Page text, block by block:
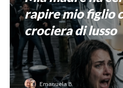
rapire mio figlio
crociera di lusso
Emanuela B.